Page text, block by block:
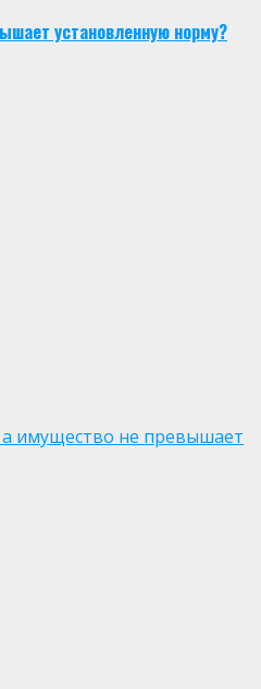
установленную норму?
а имущество не превышает